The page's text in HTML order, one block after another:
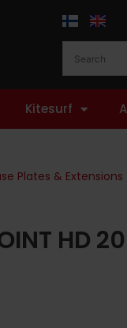
Kitesurf
Plates & Extensions
HD